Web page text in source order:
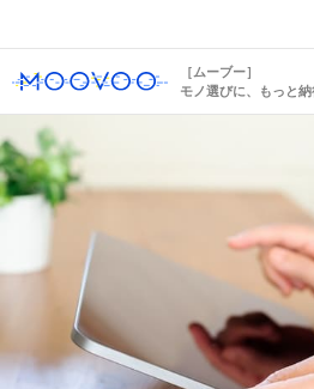
［ムーブー］
モノ選びに、もっと納